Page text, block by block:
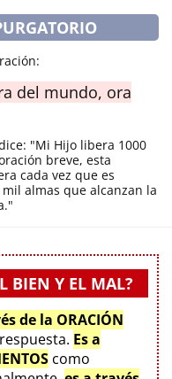
del mundo, ora
"Mi Hijo libera 1000
breve, esta
cada vez que es
almas que alcanzan la
BIEN Y EL MAL?
de la ORACIÓN
Es a
como